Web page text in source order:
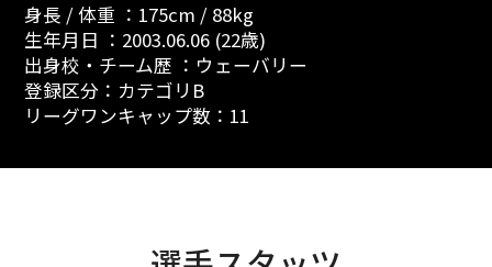
身長 / 体重 ：175cm / 88kg
生年月日 ：2003.06.06 (22歳)
出身校・チーム歴 ：ウェーバリー
登録区分：カテゴリB
リーグワンキャップ数：11